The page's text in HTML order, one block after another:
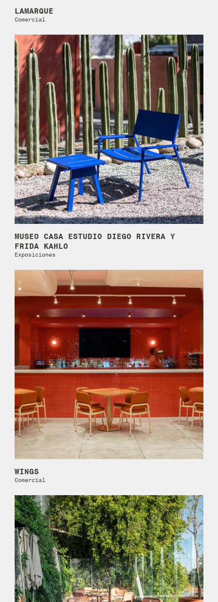
LAMARQUE
Comercial
MUSEO CASA ESTUDIO DIEGO RIVERA Y
FRIDA KAHLO
Exposiciones
WINGS
Comercial